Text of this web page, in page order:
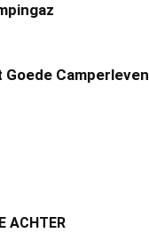
Goede Camperleven
ACHTER